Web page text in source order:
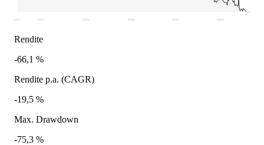
24.510
2021 2022 2023 2024 2025 2026
Rendite
-66,1 %
Rendite p.a. (CAGR)
-19,5 %
Max. Drawdown
-75,3 %